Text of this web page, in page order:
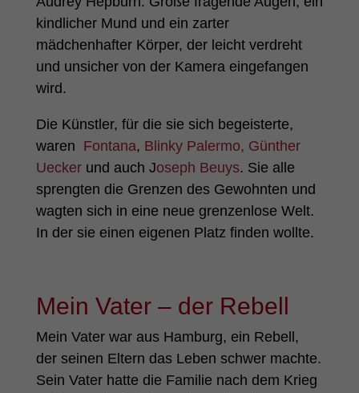
kindlicher Mund und ein zarter
mädchenhafter Körper, der leicht verdreht
und unsicher von der Kamera eingefangen
wird.
Die Künstler, für die sie sich begeisterte,
waren Fontana, Blinky Palermo, Günther
Ueckerund auch Joseph Beuys. Sie alle
sprengten die Grenzen des Gewohnten und
wagten sich in eine neue grenzenlose Welt.
In der sie einen eigenen Platz finden wollte.
Mein Vater – der Rebell
Mein Vater war aus Hamburg, ein Rebell,
der seinen Eltern das Leben schwer machte.
Sein Vater hatte die Familie nach dem Krieg